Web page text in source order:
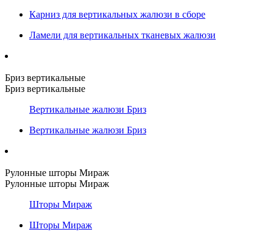
Карниз для вертикальных жалюзи в сборе
Ламели для вертикальных тканевых жалюзи
Бриз вертикальные
Бриз вертикальные
Вертикальные жалюзи Бриз
Вертикальные жалюзи Бриз
Рулонные шторы Мираж
Рулонные шторы Мираж
Шторы Мираж
Шторы Мираж